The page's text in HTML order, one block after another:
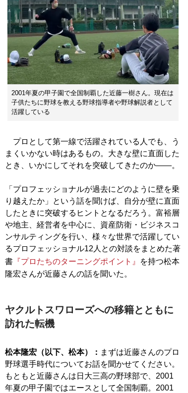
2001年夏の甲子園で全国制覇した近藤一樹さん。現在は
子供たちに野球を教える野球指導者や野球解説者として
活躍している
プロとして第一線で活躍されている人でも、う
まくいかない時はあるもの。大きな壁に直面した
とき、いかにしてそれを突破してきたのか――。
「プロフェッショナルが過去にどのように壁を乗
り越えたか」という話を聞けば、自分が壁に直面
したときに突破するヒントとなるだろう。富裕層
や地主、経営者を中心に、資産防衛・ビジネスコ
ンサルティングを行い、様々な世界で活躍してい
るプロフェッショナル12人との対談をまとめた著
書 『プロたちのターニングポイント』
を持つ松本
隆宏さんが近藤さんの話を聞いた。
ヤクルトスワローズへの移籍とともに
訪れた転機
松本隆宏（以下、松本）： まずは近藤さんのプロ
野球選手時代についてお話を聞かせてください。
もともと近藤さんは日大三高の野球部で、2001
年夏の甲子園ではエースとして全国制覇。2001